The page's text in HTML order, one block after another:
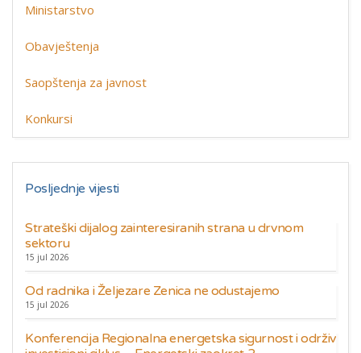
Ministarstvo
Obavještenja
Saopštenja za javnost
Konkursi
Posljednje vijesti
Strateški dijalog zainteresiranih strana u drvnom
sektoru
15 jul 2026
Od radnika i Željezare Zenica ne odustajemo
15 jul 2026
Konferencija Regionalna energetska sigurnost i održiv